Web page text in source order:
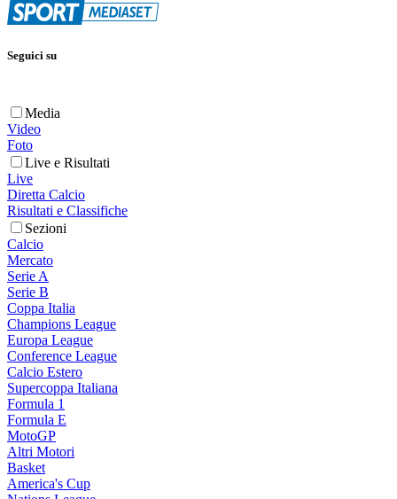
Seguici su
Media
Video
Foto
Live e Risultati
Live
Diretta Calcio
Risultati e Classifiche
Sezioni
Calcio
Mercato
Serie A
Serie B
Coppa Italia
Champions League
Europa League
Conference League
Calcio Estero
Supercoppa Italiana
Formula 1
Formula E
MotoGP
Altri Motori
Basket
America's Cup